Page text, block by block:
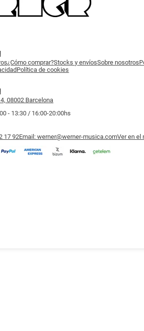
¿Cómo comprar?Stocks y envíosSobre nosotros
Política de cookies
08002 Barcelona
- 13:30 / 16:00-20:00hs
17 92Email: werner@werner-musica.comVer en el